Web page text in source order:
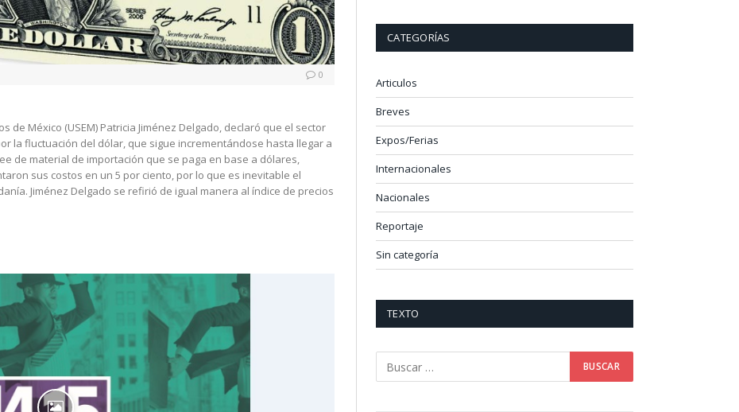
0
de México (USEM) Patricia Jiménez Delgado, declaró que el sector
la fluctuación del dólar, que sigue incrementándose hasta llegar a
de material de importación que se paga en base a dólares,
sus costos en un 5 por ciento, por lo que es inevitable el
Jiménez Delgado se refirió de igual manera al índice de precios
CATEGORÍAS
Articulos
Breves
Expos/Ferias
Internacionales
Nacionales
Reportaje
Sin categoría
TEXTO